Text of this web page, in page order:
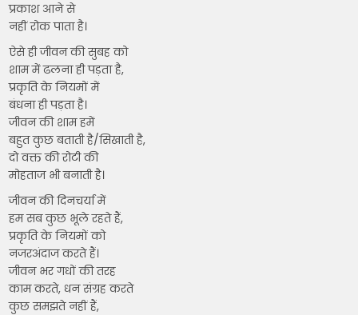
प्रकाश आने से
नहीं रोक पाता है।
ऐसे ही जीवन की सुबह को
शाम में ढलना ही पड़ता है,
प्रकृति के नियमों में
बंधना ही पड़ता है।
जीवन की शाम हमें
बहुत कुछ बताती है/सिखाती है,
दो वक्त की रोटी की
मोहताज भी बनाती है।
जीवन की दिनचर्या में
हम सब कुछ भूले रहते हैं,
प्रकृति के नियमों को
नजरअंदाज करते हैं।
जीवन भर गधों की तरह
काम करते, धन संग्रह करते
कुछ समझते नहीं हैं,